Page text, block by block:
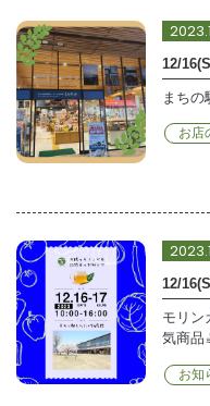
まち
お店
12/
モリン
気商品
お知